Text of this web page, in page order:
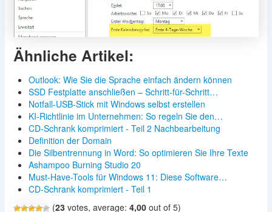
Ähnliche Artikel:
Outlook: Wie Sie die Sprache einfach ändern können
SSD Festplatte anschließen – Schritt-für-Schritt…
Notfall-USB-Stick mit Windows selbst erstellen
KI-Richtlinie im Unternehmen: So regeln Sie den…
CD-Schrank komprimiert - Teil 2 Nachbearbeitung
Definition der Domain
Die Silbentrennung in Word: So optimieren Sie Ihre Texte
Ashampoo Burning Studio 20
Must-Have-Tools für Windows 11: Diese Software…
CD-Schrank komprimiert - Teil 1
(23votes, average: 4,00out of 5)